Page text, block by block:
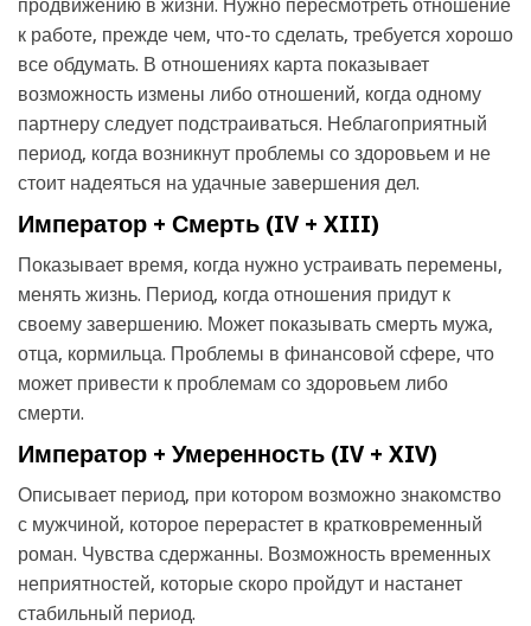
продвижению в жизни. Нужно пересмотреть отношение
к работе, прежде чем, что-то сделать, требуется хорошо
все обдумать. В отношениях карта показывает
возможность измены либо отношений, когда одному
партнеру следует подстраиваться. Неблагоприятный
период, когда возникнут проблемы со здоровьем и не
стоит надеяться на удачные завершения дел.
Император + Смерть (IV + XIII)
Показывает время, когда нужно устраивать перемены,
менять жизнь. Период, когда отношения придут к
своему завершению. Может показывать смерть мужа,
отца, кормильца. Проблемы в финансовой сфере, что
может привести к проблемам со здоровьем либо
смерти.
Император + Умеренность (IV + XIV)
Описывает период, при котором возможно знакомство
с мужчиной, которое перерастет в кратковременный
роман. Чувства сдержанны. Возможность временных
неприятностей, которые скоро пройдут и настанет
стабильный период.